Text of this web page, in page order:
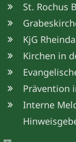
St. Rochus
KjG
Kirchen in
Prävention
Interne